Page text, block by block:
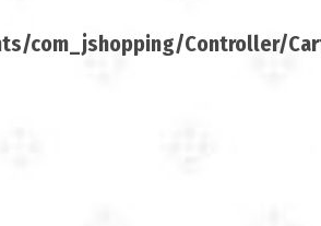
com_jshopping/Controller/